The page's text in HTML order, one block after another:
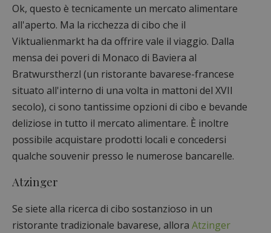
Ok, questo è tecnicamente un mercato alimentare
all'aperto. Ma la ricchezza di cibo che il
Viktualienmarkt ha da offrire vale il viaggio. Dalla
mensa dei poveri di Monaco di Baviera al
Bratwurstherzl (un ristorante bavarese-francese
situato all'interno di una volta in mattoni del XVII
secolo), ci sono tantissime opzioni di cibo e bevande
deliziose in tutto il mercato alimentare. È inoltre
possibile acquistare prodotti locali e concedersi
qualche souvenir presso le numerose bancarelle.
Atzinger
Se siete alla ricerca di cibo sostanzioso in un
ristorante tradizionale bavarese, allora Atzinger